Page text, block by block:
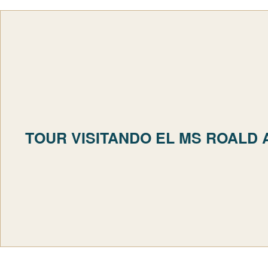
TOUR VISITANDO EL MS ROALD